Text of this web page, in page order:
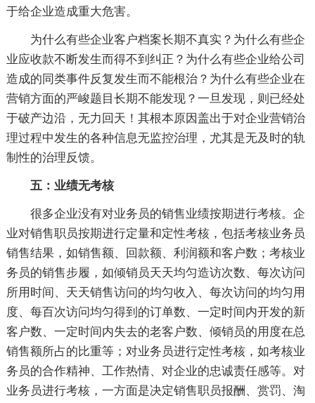
于给企业造成重大危害。
为什么有些企业客户档案长期不真实？为什么有些企
业应收款不断发生而得不到纠正？为什么有些企业给公司
造成的同类事件反复发生而不能根治？为什么有些企业在
营销方面的严峻题目长期不能发现？一旦发现，则已经处
于破产边沿，无力回天！其根本原因盖出于对企业营销治
理过程中发生的各种信息无监控治理，尤其是无及时的轨
制性的治理反馈。
五：业绩无考核
很多企业没有对业务员的销售业绩按期进行考核。企
业对销售职员按期进行定量和定性考核，包括考核业务员
销售结果，如销售额、回款额、利润额和客户数；考核业
务员的销售步履，如倾销员天天均匀造访次数、每次访问
所用时间、天天销售访问的均匀收入、每次访问的均匀用
度、每百次访问均匀得到的订单数、一定时间内开发的新
客户数、一定时间内失去的老客户数、倾销员的用度在总
销售额所占的比重等；对业务员进行定性考核，如考核业
务员的合作精神、工作热情、对企业的忠诚责任感等。对
业务员进行考核，一方面是决定销售职员报酬、赏罚、淘